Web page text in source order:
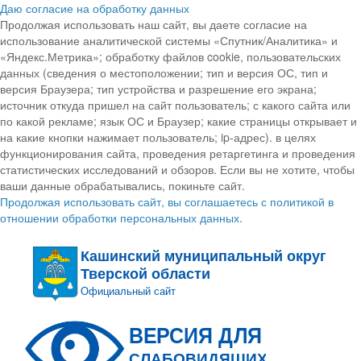
Даю согласие на обработку данных
Продолжая использовать наш сайт, вы даете согласие на
использование аналитической системы «Спутник/Аналитика» и
«Яндекс.Метрика»; обработку файлов cookie, пользовательских
данных (сведения о местоположении; тип и версия ОС, тип и
версия Браузера; тип устройства и разрешение его экрана;
источник откуда пришел на сайт пользователь; с какого сайта или
по какой рекламе; язык ОС и Браузер; какие страницы открывает и
на какие кнопки нажимает пользователь; ip-адрес). в целях
функционирования сайта, проведения ретаргетинга и проведения
статистических исследований и обзоров. Если вы не хотите, чтобы
ваши данные обрабатывались, покиньте сайт.
Продолжая использовать сайт, вы соглашаетесь с политикой в
отношении обработки персональных данных.